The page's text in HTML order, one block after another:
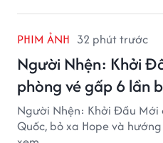
PHIM ẢNH 32 phút trước
Người Nhện: Khởi
phòng vé gấp 6 lần
Người Nhện: Khởi Đầu Mới
Quốc, bỏ xa Hope và